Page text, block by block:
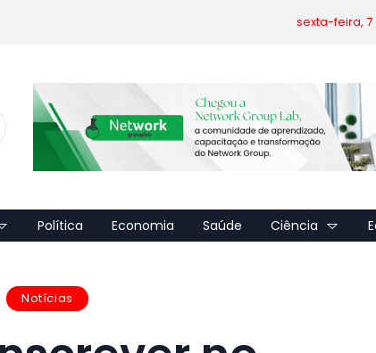
sexta-feira, 7
Política Economia Saúde Ciência
Notícias